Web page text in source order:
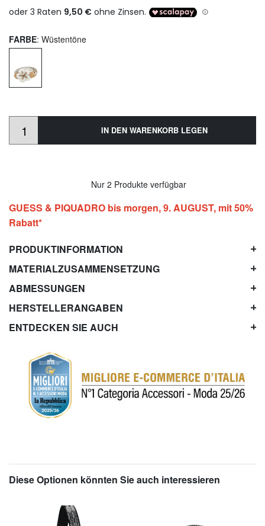
FARBE: Wüstentöne
IN DEN WARENKORB LEGEN
Nur 2 Produkte verfügbar
GUESS & PIQUADRO bis morgen, 9. AUGUST, mit 50%
Rabatt*
PRODUKTINFORMATION
MATERIALZUSAMMENSETZUNG
ABMESSUNGEN
HERSTELLERANGABEN
ENTDECKEN SIE AUCH
Diese Optionen könnten Sie auch interessieren